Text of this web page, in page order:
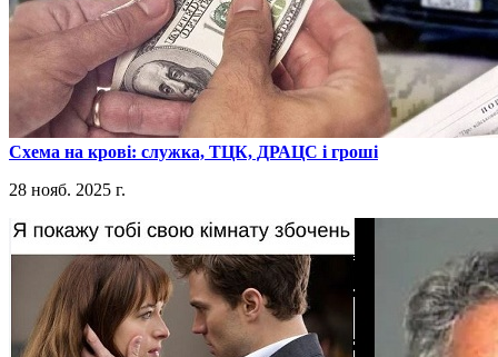
​Схема на крові: служка, ТЦК, ДРАЦС і гроші
28 нояб. 2025 г.